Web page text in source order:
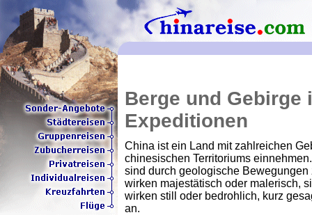
Berge und Gebirge
Expeditionen
China ist ein Land mit zahlreichen
chinesischen Territoriums
sind durch geologische
wirken majestätisch oder malerisch,
wirken still oder bedrohlich, kurz
an.